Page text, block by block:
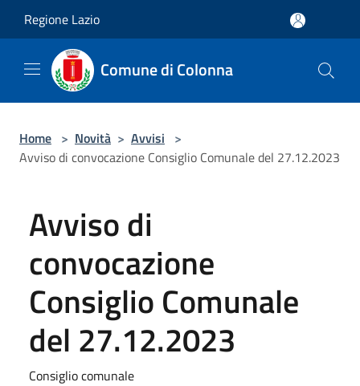
Regione Lazio
Comune di Colonna
Home > Novità > Avvisi >
Avviso di convocazione Consiglio Comunale del 27.12.2023
Avviso di
convocazione
Consiglio Comunale
del 27.12.2023
Consiglio comunale